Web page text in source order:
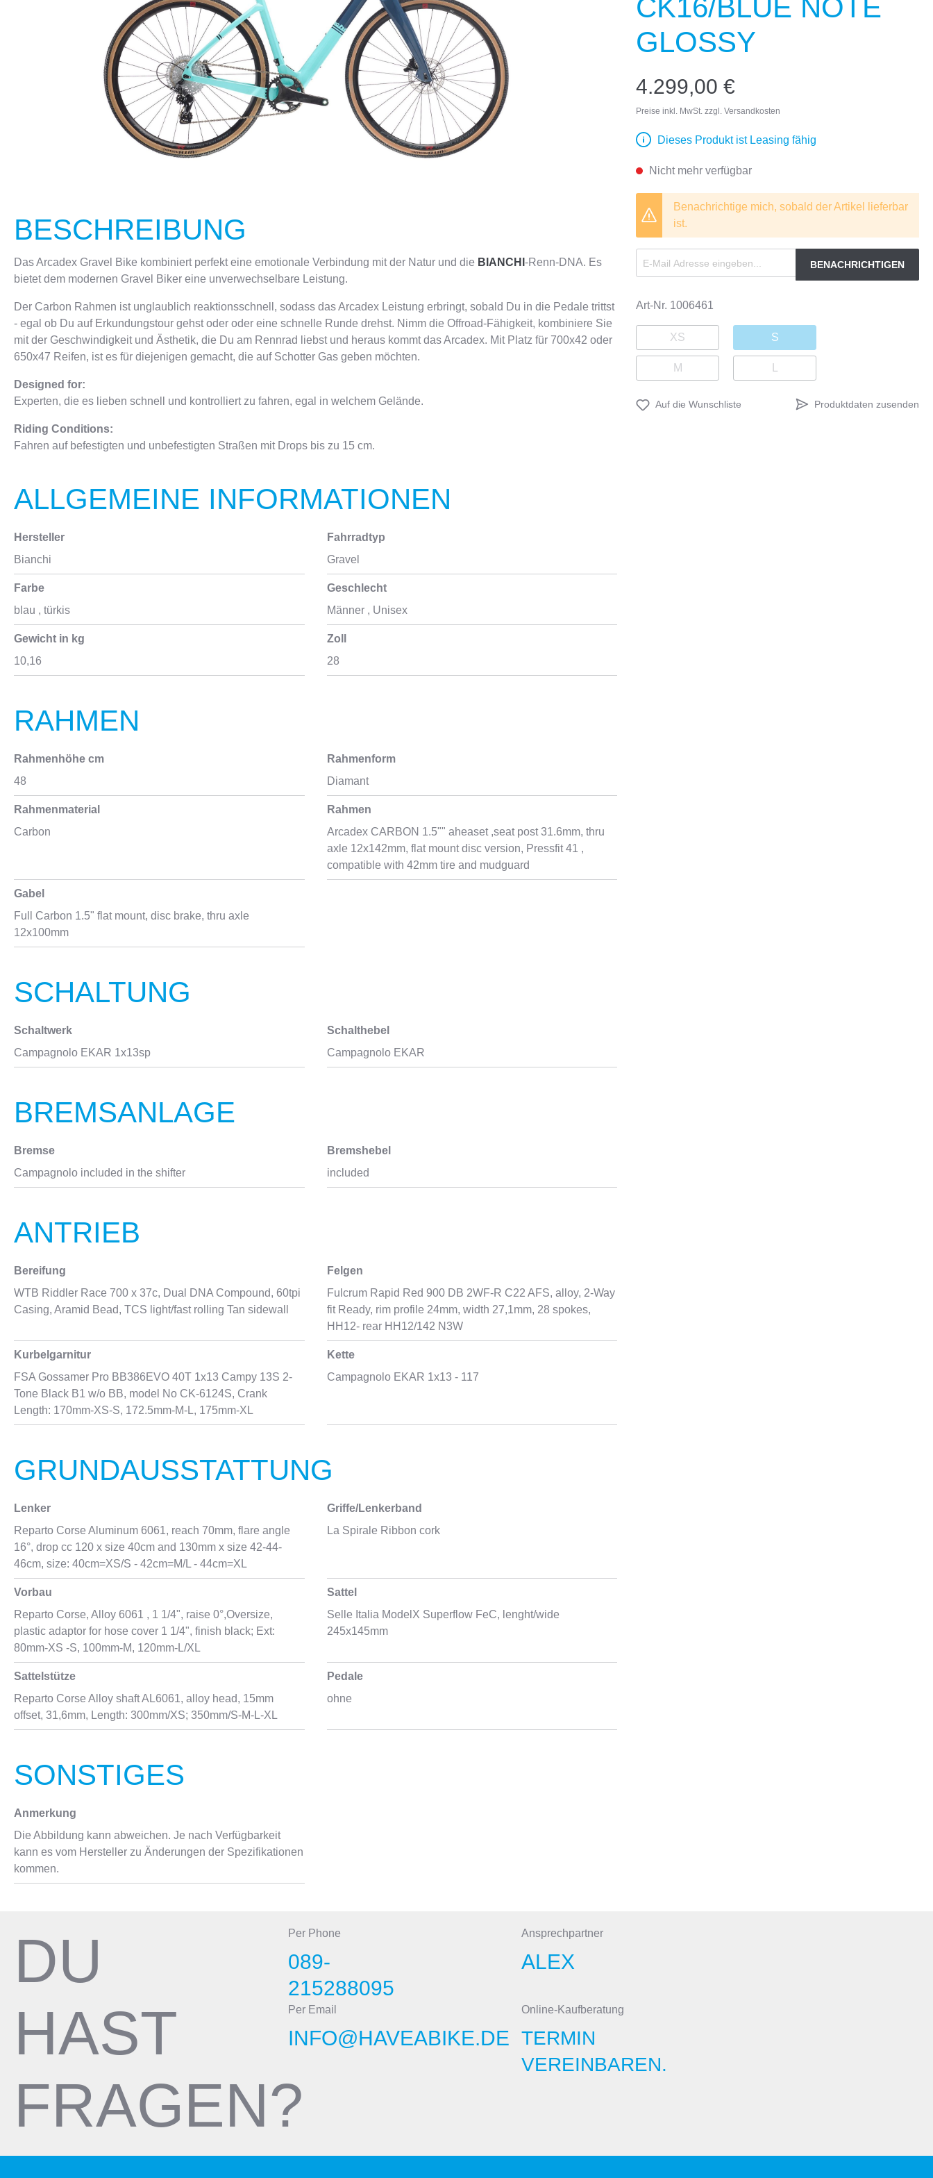
CK16/BLUE NOTE
GLOSSY
4.299,00 €
Preise inkl. MwSt. zzgl. Versandkosten
Dieses Produkt ist Leasing fähig
Nicht mehr verfügbar
Benachrichtige mich, sobald der Artikel lieferbar
ist.
BENACHRICHTIGEN
Art-Nr. 1006461
XS S
M
Produktdaten zusenden
Auf die Wunschliste
BESCHREIBUNG
Das Arcadex Gravel Bike kombiniert perfekt eine emotionale Verbindung mit der Natur und die BIANCHI -Renn-DNA. Es
bietet dem modernen Gravel Biker eine unverwechselbare Leistung.
Der Carbon Rahmen ist unglaublich reaktionsschnell, sodass das Arcadex Leistung erbringt, sobald Du in die Pedale trittst
- egal ob Du auf Erkundungstour gehst oder oder eine schnelle Runde drehst. Nimm die Offroad-Fähigkeit, kombiniere Sie
mit der Geschwindigkeit und Ästhetik, die Du am Rennrad liebst und heraus kommt das Arcadex. Mit Platz für 700x42 oder
650x47 Reifen, ist es für diejenigen gemacht, die auf Schotter Gas geben möchten.
Designed for:
Experten, die es lieben schnell und kontrolliert zu fahren, egal in welchem Gelände.
Riding Conditions:
Fahren auf befestigten und unbefestigten Straßen mit Drops bis zu 15 cm.
ALLGEMEINE INFORMATIONEN
Hersteller
Bianchi
Fahrradtyp
Gravel
Farbe
blau , türkis
Geschlecht
Männer, Unisex
Gewicht in kg
10,16
Zoll
28
RAHMEN
Rahmenhöhe cm
48
Rahmenform
Diamant
Rahmenmaterial
Carbon
Rahmen
Arcadex CARBON 1.5"" aheaset ,seat post 31.6mm, thru
axle 12x142mm, flat mount disc version, Pressfit 41 ,
compatible with 42mm tire and mudguard
Gabel
Full Carbon 1.5" flat mount, disc brake, thru axle
12x100mm
SCHALTUNG
Schaltwerk
Campagnolo EKAR 1x13sp
Schalthebel
Campagnolo EKAR
BREMSANLAGE
Bremse
Campagnolo included in the shifter
Bremshebel
included
ANTRIEB
Bereifung
WTB Riddler Race 700 x 37c, Dual DNA Compound, 60tpi
Casing, Aramid Bead, TCS light/fast rolling Tan sidewall
Felgen
Fulcrum Rapid Red 900 DB 2WF-R C22 AFS, alloy, 2-Way
fit Ready, rim profile 24mm, width 27,1mm, 28 spokes,
HH12- rear HH12/142 N3W
Kurbelgarnitur
FSA Gossamer Pro BB386EVO 40T 1x13 Campy 13S 2-
Tone Black B1 w/o BB, model No CK-6124S, Crank
Length: 170mm-XS-S, 172.5mm-M-L, 175mm-XL
Kette
Campagnolo EKAR 1x13 - 117
GRUNDAUSSTATTUNG
Lenker
Reparto Corse Aluminum 6061, reach 70mm, flare angle
16°, drop cc 120 x size 40cm and 130mm x size 42-44-
46cm, size: 40cm=XS/S - 42cm=M/L - 44cm=XL
Griffe/Lenkerband
La Spirale Ribbon cork
Vorbau
Reparto Corse, Alloy 6061 , 1 1/4", raise 0°,Oversize,
plastic adaptor for hose cover 1 1/4", finish black; Ext:
80mm-XS -S, 100mm-M, 120mm-L/XL
Sattel
Selle Italia ModelX Superflow FeC, lenght/wide
245x145mm
Sattelstütze
Reparto Corse Alloy shaft AL6061, alloy head, 15mm
offset, 31,6mm, Length: 300mm/XS; 350mm/S-M-L-XL
Pedale
ohne
SONSTIGES
Anmerkung
Die Abbildung kann abweichen. Je nach Verfügbarkeit
kann es vom Hersteller zu Änderungen der Spezifikationen
kommen.
DU
HAST
FRAGEN?
Per Phone
089-
215288095
Ansprechpartner
ALEX
Per Email
INFO@HAVEABIKE.DE
Online-Kaufberatung
TERMIN
VEREINBAREN.